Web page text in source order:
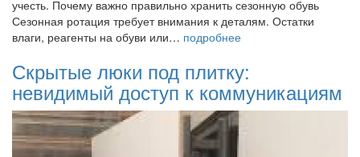
учесть. Почему важно правильно хранить сезонную обувь
Сезонная ротация требует внимания к деталям. Остатки
влаги, реагенты на обуви или… подробнее
Скрытые люки под плитку:
невидимый доступ к коммуникациям